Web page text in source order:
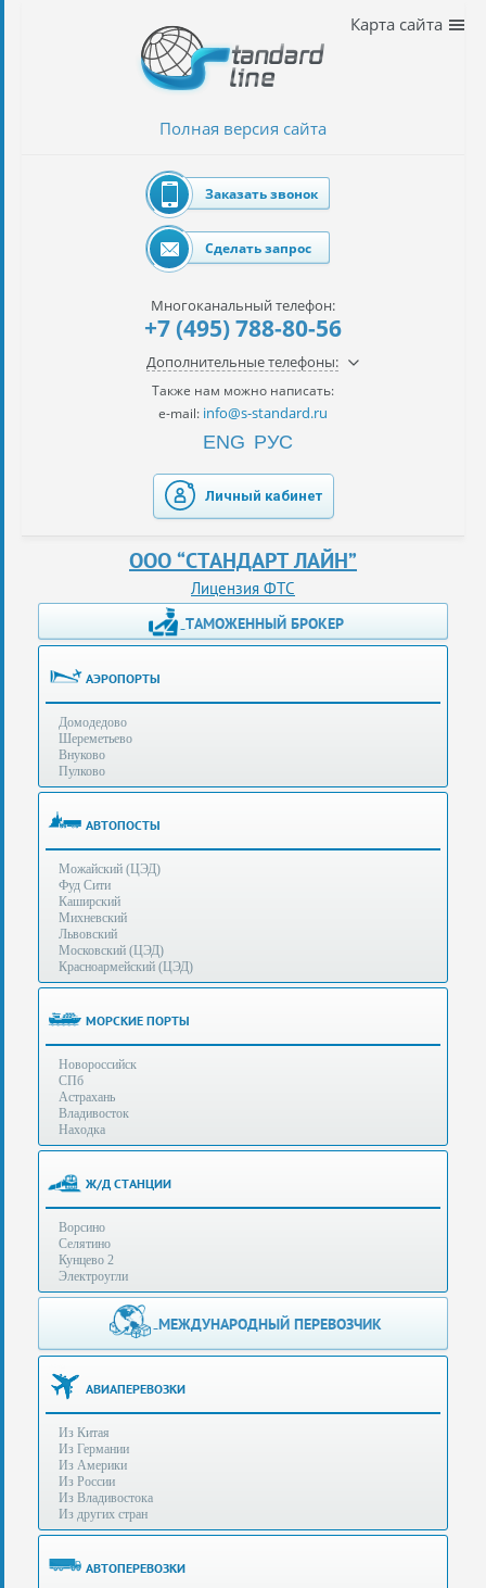
автомобилей
Получение
ЭЦП
за
сутки
услуги
Опыт
оформления
рекомендует
Таможенные
процедуры
(особенности):
Полезная
информация
Стоимость
услуг
Контакты
Заказать
звонок
Сделать
запрос
Многоканальный
телефон:
(495)
788-
Бесплатные
консультации
Дополнительные
+7 (929) 575-
96-62
+7 (925) 104-
15-94
e-mail:info@s-standard.ru
Полная версия сайта
Карта сайта
Заказать звонок
Сделать запрос
Многоканальный телефон:
+7 (495) 788-80-56
Дополнительные телефоны:
Также нам можно написать:
e-mail: info@s-standard.ru
ENG РУС
Личный кабинет
ООО “СТАНДАРТ ЛАЙН”
Лицензия ФТС
ТАМОЖЕННЫЙ БРОКЕР
АЭРОПОРТЫ
Домодедово
Шереметьево
Внуково
Пулково
АВТОПОСТЫ
Можайский (ЦЭД)
Фуд Сити
Каширский
Михневский
Львовский
Московский (ЦЭД)
Красноармейский (ЦЭД)
МОРСКИЕ ПОРТЫ
Новороссийск
СПб
Астрахань
Владивосток
Находка
Ж/Д СТАНЦИИ
Ворсино
Селятино
Кунцево 2
Электроугли
МЕЖДУНАРОДНЫЙ ПЕРЕВОЗЧИК
АВИАПЕРЕВОЗКИ
Из Китая
Из Германии
Из Америки
Из России
Из Владивостока
Из других стран
АВТОПЕРЕВОЗКИ